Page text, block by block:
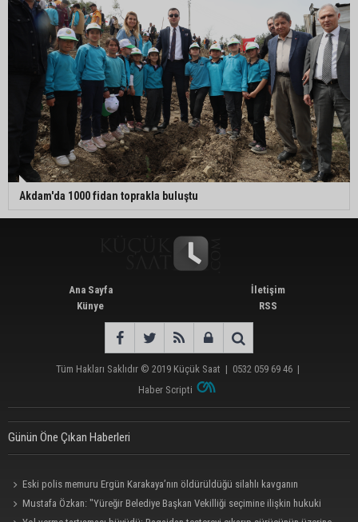
Akdam'da 1000 fidan toprakla buluştu
Ana Sayfa
Künye
İletişim
RSS
Tüm Hakları Saklıdır © 2019 Küçük Saat | 0532 059 69 46 |
Haber Scripti
Günün Öne Çıkan Haberleri
Eski polis memuru Ergün Karakaya’nın öldürüldüğü silahlı kavganın
görüntüleri ortaya çıktı
Mustafa Özkan: "Yüreğir Belediye Başkan Vekilliği seçimine ilişkin hukuki